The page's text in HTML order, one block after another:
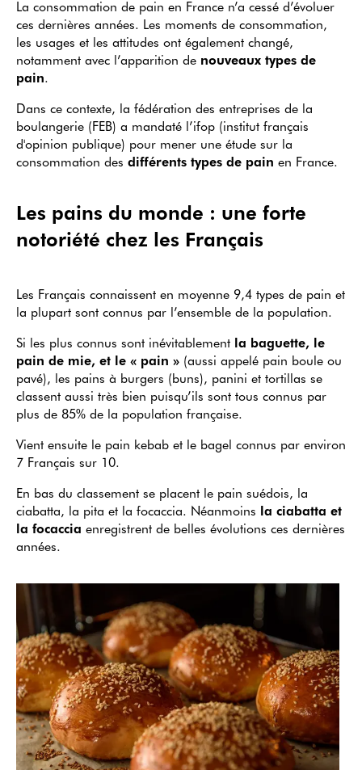
La consommation de pain en France n’a cessé d’évoluer
ces dernières années. Les moments de consommation,
les usages et les attitudes ont également changé,
notamment avec l’apparition de nouveaux types de
pain.
Dans ce contexte, la fédération des entreprises de la
boulangerie (FEB) a mandaté l’ifop (institut français
d'opinion publique) pour mener une étude sur la
consommation des différents types de pain en France.
Les pains du monde : une forte
notoriété chez les Français
Les Français connaissent en moyenne 9,4 types de pain et
la plupart sont connus par l’ensemble de la population.
Si les plus connus sont inévitablement la baguette, le
pain de mie, et le « pain » (aussi appelé pain boule ou
pavé), les pains à burgers (buns), panini et tortillas se
classent aussi très bien puisqu’ils sont tous connus par
plus de 85% de la population française.
Vient ensuite le pain kebab et le bagel connus par environ
7 Français sur 10.
En bas du classement se placent le pain suédois, la
ciabatta, la pita et la focaccia. Néanmoins la ciabatta et
la focaccia enregistrent de belles évolutions ces dernières
années.